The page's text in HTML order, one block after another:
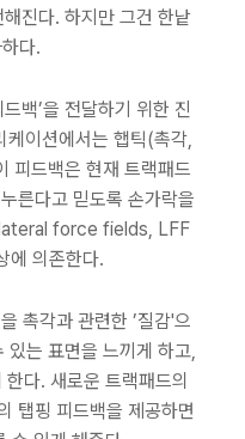
진다. 하지만 그건 한낱
다.
백’을 전달하기 위한 진
이션에서는 햅틱(촉각,
피드백은 현재 트랙패드
른다고 믿도록 손가락을
force fields, LFF
에 의존한다.
촉각과 관련한 ’질감'으
는 표면을 느끼게 하고,
다. 새로운 트랙패드의
탭핑 피드백을 제공하면